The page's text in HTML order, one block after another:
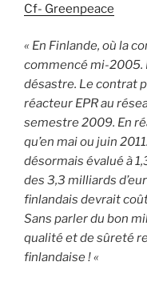
Cf- Greenpeace
« En Finlande, où la
commencé mi-2005.
désastre. Le contrat
réacteur EPR au
semestre 2009. En
qu’en mai ou juin
désormais évalué à
des 3,3 milliards
finlandais devrait
Sans parler du bon
qualité et de sûreté
finlandaise ! «